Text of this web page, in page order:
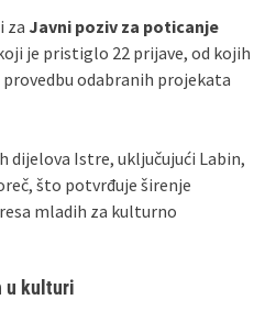
za Javni poziv za poticanje
je pristiglo 22 prijave, od kojih
odabranih projekata
Istre, uključujući Labin,
što potvrđuje širenje
mladih za kulturno
u kulturi